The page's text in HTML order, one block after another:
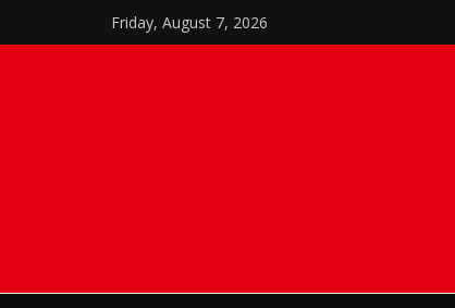
to
Friday, August 7, 2026